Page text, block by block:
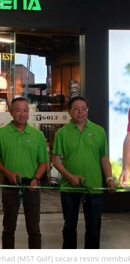
(MST Golf) secara resmi